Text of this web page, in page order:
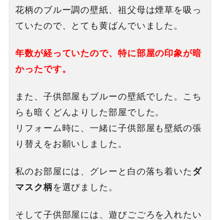
花柄のブルー調の壁紙、祖父母は煙草を吸っ
ていたので、とても黄ばんでいました。
年数が経っていたので、特に部屋の印象が暗
かったです。
また、子供部屋もブルーの壁紙でした。こち
らも暗くどんよりした部屋でした。
リフォーム時に、一緒に子供部屋も壁紙の張
り替えをお願いしました。
私のお部屋には、グレーと白の落ち着いた ダ
マスク柄 を選びました。
そして子供部屋には、遊びごごろを入れたい